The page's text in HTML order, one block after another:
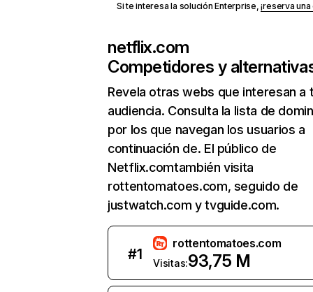
Si te interesa la solución Enterprise,¡reserva
netflix.com
Competidores y
Revela otras webs que interesan a
audiencia. Consulta la lista de
por los que navegan los usuarios a
continuación de. El público de
Netflix.comtambién visita
rottentomatoes.com, seguido de
justwatch.com y tvguide.com.
#1
rottentomatoes.com
Visitas:93,75 M